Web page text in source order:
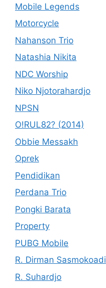
Mobile Legends
Motorcycle
Nahanson Trio
Natashia Nikita
NDC Worship
Niko Njotorahardjo
NPSN
O!RUL82? (2014)
Obbie Messakh
Oprek
Pendidikan
Perdana Trio
Pongki Barata
Property
PUBG Mobile
R. Dirman Sasmokoadi
R. Suhardjo